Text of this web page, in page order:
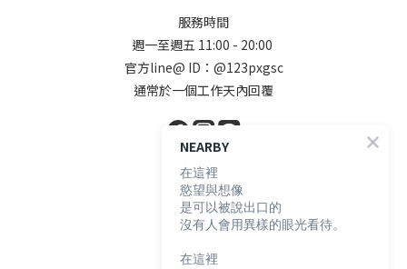
服務時間
週一至週五 11:00 - 20:00
官方line@ ID：@123pxgsc
通常於一個工作天內回覆
顧客服務
購物須知
退換貨說明
NEARBY
在這裡
慾望與想像
是可以被說出口的
沒有人會用異樣的眼光看待。
在這裡